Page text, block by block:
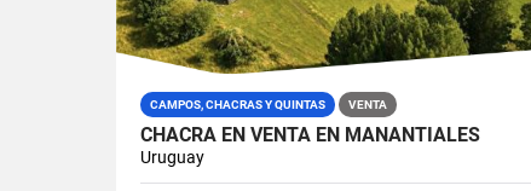
CAMPOS, CHACRAS Y QUINTAS VENTA
CHACRA EN VENTA EN MANANTIALES
Uruguay